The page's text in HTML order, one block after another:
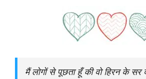
मैं लोगों से पूछता हूँ की वो हिरन के सर